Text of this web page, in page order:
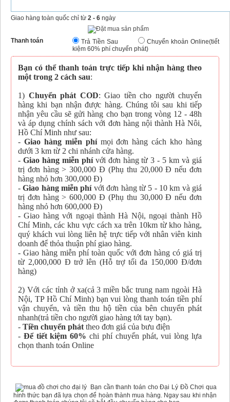
Giao hàng toàn quốc chỉ từ 2 - 6 ngày
Thanh toán Trả Tiền Sau
Chuyển khoản Online(tiết
kiệm 60% phí chuyển phát)
Bạn có thể thanh toán trực tiếp khi nhận hàng theo
một trong 2 cách sau:
1) Chuyển phát COD: Giao tiền cho người chuyển
hàng khi bạn nhận được hàng. Chúng tôi sau khi tiếp
nhận yêu cầu sẽ gửi hàng cho bạn trong vòng 12 - 48h
và áp dụng chính sách với đơn hàng nội thành Hà Nôi,
Hồ Chí Minh như sau:
- Giao hàng miễn phímọi đơn hàng cách kho hàng
dưới 3 km từ 2 chi nhánh cửa hàng.
- Giao hàng miễn phívới đơn hàng từ 3 - 5 km và giá
trị đơn hàng > 300,000 Đ (Phụ thu 20,000 Đ nếu đơn
hàng nhỏ hơn 300,000 Đ)
-Giao hàng miễn phívới đơn hàng từ 5 - 10 km và giá
trị đơn hàng > 600,000 Đ (Phụ thu 30,000 Đ nếu đơn
hàng nhỏ hơn 600,000 Đ)
- Giao hàng với ngoại thành Hà Nội, ngoại thành Hồ
Chí Minh, các khu vực cách xa trên 10km từ kho hàng,
quý khách vui lòng liên hệ trực tiếp với nhân viên kinh
doanh để thỏa thuận phí giao hàng.
- Giao hàng miễn phí toàn quốc với đơn hàng có giá trị
từ 2,000,000 Đ trở lên (Hỗ trợ tối đa 150,000 Đ/đơn
hàng)
2) Với các tỉnh ở xa(cả 3 miền bắc trung nam ngoài Hà
Nội, TP Hồ Chí Minh) bạn vui lòng thanh toán tiền phí
vận chuyển, và tiền thu hộ tiền của bên chuyển phát
nhanh(trả tiền cho người giao hàng tới tay bạn).
- Tiền chuyển phát theo đơn giá của bưu điện
- Để tiết kiệm 60% chi phí chuyển phát, vui lòng lựa
chọn thanh toán Online
Bạn cần thanh toán cho Đại Lý Đồ Chơi qua
hình thức bạn đã lựa chọn để hoàn thành mua hàng. Ngay sau khi nhận